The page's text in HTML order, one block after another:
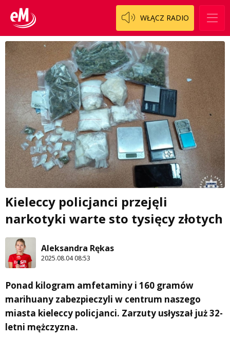
WŁĄCZ RADIO
Kieleccy policjanci przejęli
narkotyki warte sto tysięcy złotych
Aleksandra Rękas
2025.08.04 08:53
Ponad kilogram amfetaminy i 160 gramów
marihuany zabezpieczyli w centrum naszego
miasta kieleccy policjanci. Zarzuty usłyszał już 32-
letni mężczyzna.